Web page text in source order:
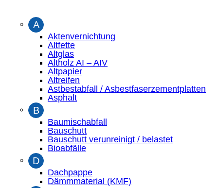
A
Aktenvernichtung
Altfette
Altglas
Altholz AI – AIV
Altpapier
Altreifen
Astbestabfall / Asbestfaserzementplatten
Asphalt
B
Baumischabfall
Bauschutt
Bauschutt verunreinigt / belastet
Bioabfälle
D
Dachpappe
Dämmmaterial (KMF)